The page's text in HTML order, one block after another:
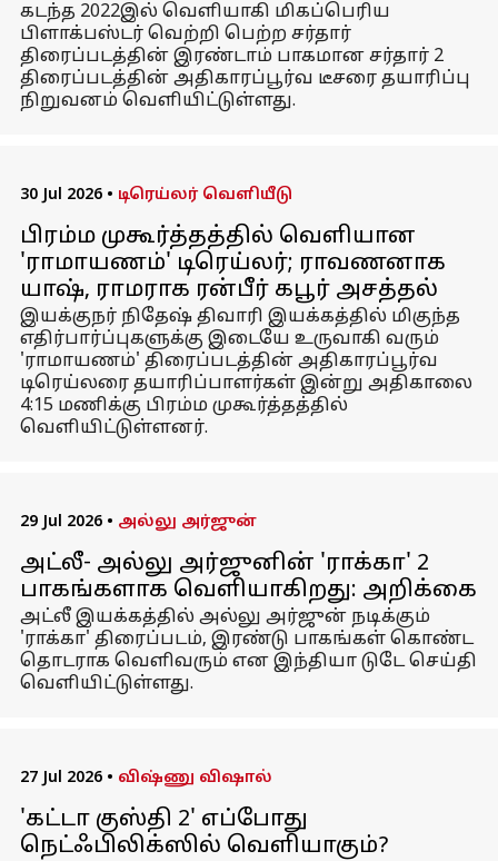
கடந்த 2022இல் வெளியாகி மிகப்பெரிய
பிளாக்பஸ்டர் வெற்றி பெற்ற சர்தார்
திரைப்படத்தின் இரண்டாம் பாகமான சர்தார் 2
திரைப்படத்தின் அதிகாரப்பூர்வ டீசரை தயாரிப்பு
நிறுவனம் வெளியிட்டுள்ளது.
30 Jul 2026 • டிரெய்லர் வெளியீடு
பிரம்ம முகூர்த்தத்தில் வெளியான
'ராமாயணம்' டிரெய்லர்; ராவணனாக
யாஷ், ராமராக ரன்பீர் கபூர் அசத்தல்
இயக்குநர் நிதேஷ் திவாரி இயக்கத்தில் மிகுந்த
எதிர்பார்ப்புகளுக்கு இடையே உருவாகி வரும்
'ராமாயணம்' திரைப்படத்தின் அதிகாரப்பூர்வ
டிரெய்லரை தயாரிப்பாளர்கள் இன்று அதிகாலை
4:15 மணிக்கு பிரம்ம முகூர்த்தத்தில்
வெளியிட்டுள்ளனர்.
29 Jul 2026 • அல்லு அர்ஜுன்
அட்லீ- அல்லு அர்ஜுனின் 'ராக்கா' 2
பாகங்களாக வெளியாகிறது: அறிக்கை
அட்லீ இயக்கத்தில் அல்லு அர்ஜுன் நடிக்கும்
'ராக்கா' திரைப்படம், இரண்டு பாகங்கள் கொண்ட
தொடராக வெளிவரும் என இந்தியா டுடே செய்தி
வெளியிட்டுள்ளது.
27 Jul 2026 • விஷ்ணு விஷால்
'கட்டா குஸ்தி 2' எப்போது
நெட்ஃபிலிக்ஸில் வெளியாகும்?